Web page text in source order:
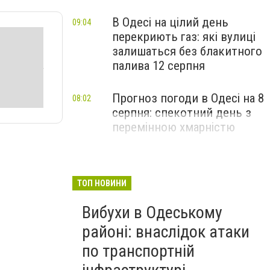
В Одесі на цілий день
перекриють газ: які вулиці
залишаться без блакитного
палива 12 серпня
09:04
Прогноз погоди в Одесі на 8
серпня: спекотний день з
перемінною хмарністю
08:02
ТОП НОВИНИ
Вибухи в Одеському
районі: внаслідок атаки
по транспортній